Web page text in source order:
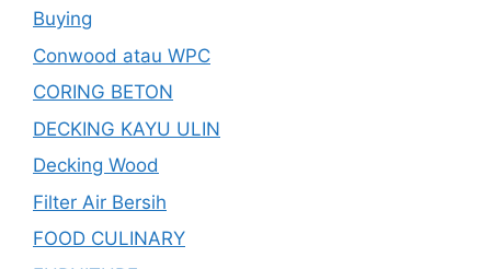
Buying
Conwood atau WPC
CORING BETON
DECKING KAYU ULIN
Decking Wood
Filter Air Bersih
FOOD CULINARY